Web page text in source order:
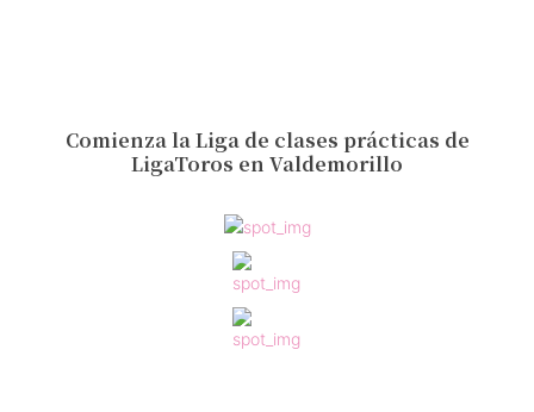
Comienza la Liga de clases prácticas de
LigaToros en Valdemorillo